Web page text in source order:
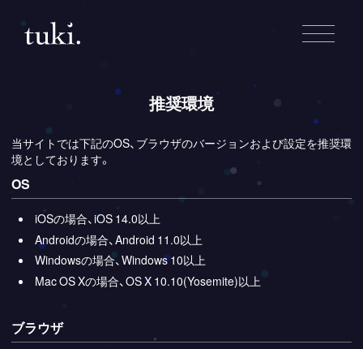
推奨環境
当サイトでは下記のOS、ブラウザのバージョンおよび設定を推奨環
境としております。
OS
iOSの場合、iOS 14.0以上
Androidの場合、Android 11.0以上
Windowsの場合、Windows 10以上
Mac OS Xの場合、OS X 10.10(Yosemite)以上
ブラウザ